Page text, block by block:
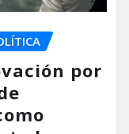
por